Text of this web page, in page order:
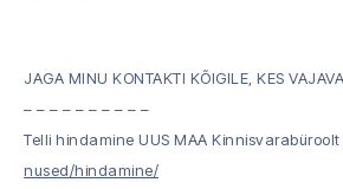
JAGA MINU KONTAKTI KÕIGILE, KES
– – – – – – – – – –
Telli hindamine UUS MAA Kinnisvarabüroolt
nused/hindamine/